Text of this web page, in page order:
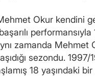
Okur kendini
zamanda Mehmet
sezondu.
18 yaşındaki